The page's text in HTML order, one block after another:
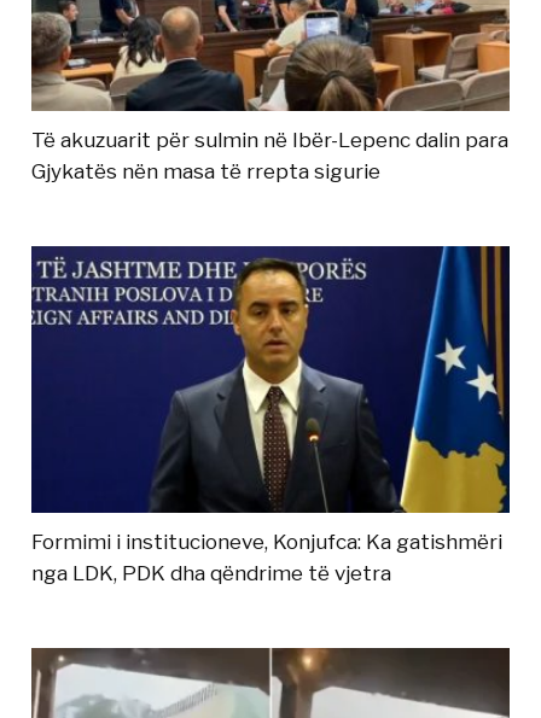
Të akuzuarit për sulmin në Ibër-Lepenc dalin para
Gjykatës nën masa të rrepta sigurie
Formimi i institucioneve, Konjufca: Ka gatishmëri
nga LDK, PDK dha qëndrime të vjetra